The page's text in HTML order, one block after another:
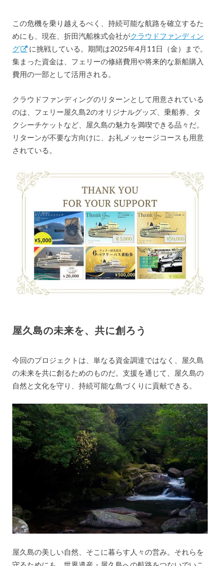
この危機を乗り越えるべく、持続可能な航路を確立するた
めにも、現在、折田汽船株式会社がクラウドファンディン
グ
に挑戦している。期間は2025年4月11日（金）まで。
集まった資金は、フェリーの修繕費用や将来的な新船購入
費用の一部として活用される。
クラウドファンディングのリターンとして用意されている
のは、フェリー屋久島2のオリジナルグッズ、乗船券、タ
クシーチケットなど、屋久島の魅力を満喫できる品々だ。
リターンが不要な方向けに、お礼メッセージコースも用意
されている。
屋久島の未来を、共に創ろう
今回のプロジェクトは、単なる資金調達ではなく、屋久島
の未来を共に創るためのものだ。支援を通じて、屋久島の
自然と文化を守り、持続可能な島づくりに貢献できる。
屋久島の美しい自然、そこに暮らす人々の営み。それらを